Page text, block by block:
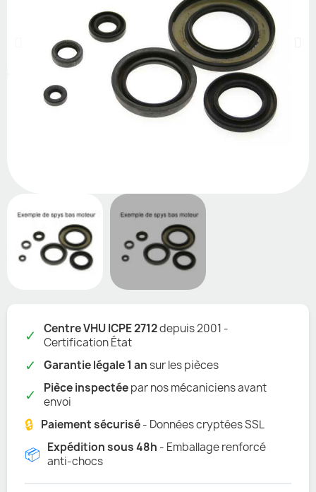
✓ Centre VHU ICPE 2712depuis 2001 -
Certification État
✓ Garantie légale 1 ansur les pièces
✓ Pièce inspectéepar nos mécaniciens avant
envoi
🔒 Paiement sécurisé- Données cryptées SSL
📦 Expédition sous 48h - Emballage renforcé
anti-chocs